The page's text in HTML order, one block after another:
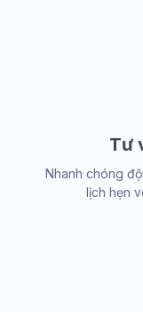
Tư
Nhanh chóng
lịch hẹn